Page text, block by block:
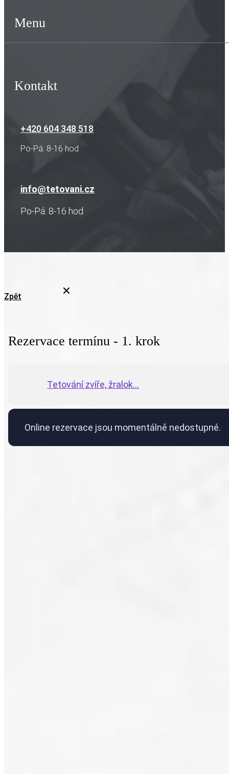
Menu
Kontakt
+420 604 348 518
Po-Pá: 8-16 hod
info@tetovani.cz
Po-Pá: 8-16 hod
Zpět
Rezervace termínu - 1. krok
Tetování zvíře, žralok...
Online rezervace jsou momentálně nedostupné.